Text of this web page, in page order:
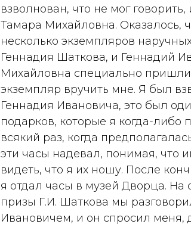
взволнован, что не мог
Тамара Михайловна. Оказалось,
несколько экземпляров
Геннадия Шаткова, и Геннадий
Михайловна специально
экземпляр вручить мне. Я был
Геннадия Ивановича, это был
подарков, которые я когда-либо
всякий раз, когда
эти часы надевал, понимая, что
видеть, что я их ношу. После
я отдал часы в музей Дворца. На
призы Г.И. Шаткова мы
Ивановичем, и он спросил меня,